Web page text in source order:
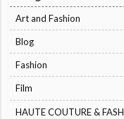
Art and Fashion
Blog
Fashion
Film
HAUTE COUTURE &